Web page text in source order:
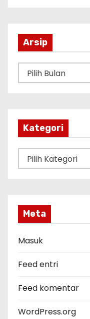
Arsip
r
Kategori
a
o
r
Meta
Masuk
Feed entri
Feed komentar
WordPress.org